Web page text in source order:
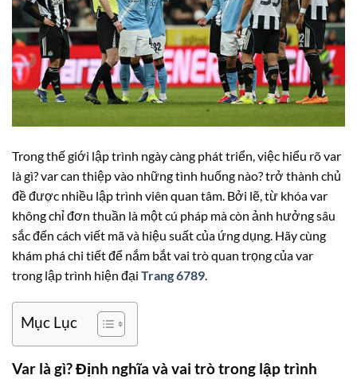
Trong thế giới lập trình ngày càng phát triển, việc hiểu rõ var
là gì? var can thiệp vào những tình huống nào? trở thành chủ
đề được nhiều lập trình viên quan tâm. Bởi lẽ, từ khóa var
không chỉ đơn thuần là một cú pháp mà còn ảnh hưởng sâu
sắc đến cách viết mã và hiệu suất của ứng dụng. Hãy cùng
khám phá chi tiết để nắm bắt vai trò quan trọng của var
trong lập trình hiện đại Trang 6789.
Mục Lục
Var là gì? Định nghĩa và vai trò trong lập trình